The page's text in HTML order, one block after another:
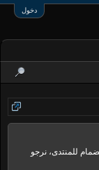
دخول
للمنتدى، نرجو